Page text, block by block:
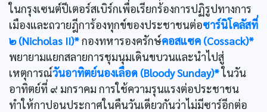
ในกรุงเซนต์ปีเตอร์สเบิร์กเพื่อเรียกร้องการปฏิรูปทางการ
เมืองและถวายฎีการ้องทุกข์ของประชาชนต่อซาร์นิโคลัสที่
๒ (Nicholas II)*กองทหารองครักษ์คอสแซค (Cossack)*
พยายามแยกสลายการชุมนุมเดินขบวนและนำไปสู่
เหตุการณ์วันอาทิตย์นองเลือด (Bloody Sunday)*ในวัน
อาทิตย์ที่ ๙ มกราคม การใช้ความรุนแรงต่อประชาชน
ทำให้กาปอนประกาศในคืนวันเดียวกันว่าไม่มีซาร์อีกต่อ